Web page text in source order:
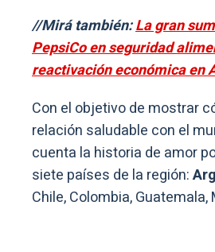
//Mirá también:La gran
PepsiCo en seguridad
reactivación económica en
Con el objetivo de mostrar
relación saludable con el
cuenta la historia de amor
siete países de la región:
Chile, Colombia, Guatemala,